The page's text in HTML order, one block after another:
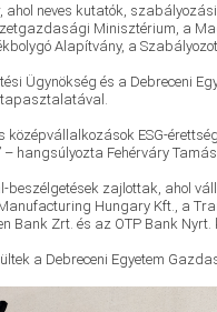
neves kutatók,
Minisztérium, a
Alapítvány, a
Ügynökség és a Debreceni
középvállalkozások ESG-
hangsúlyozta Fehérváry
zajlottak, ahol
Hungary Kft., a
Bank Zrt. és az OTP Bank Nyrt.
a Debreceni Egyetem